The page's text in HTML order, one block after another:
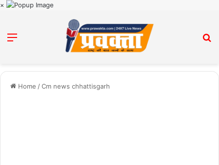
×
Menu
Home /Cm news chhattisgarh